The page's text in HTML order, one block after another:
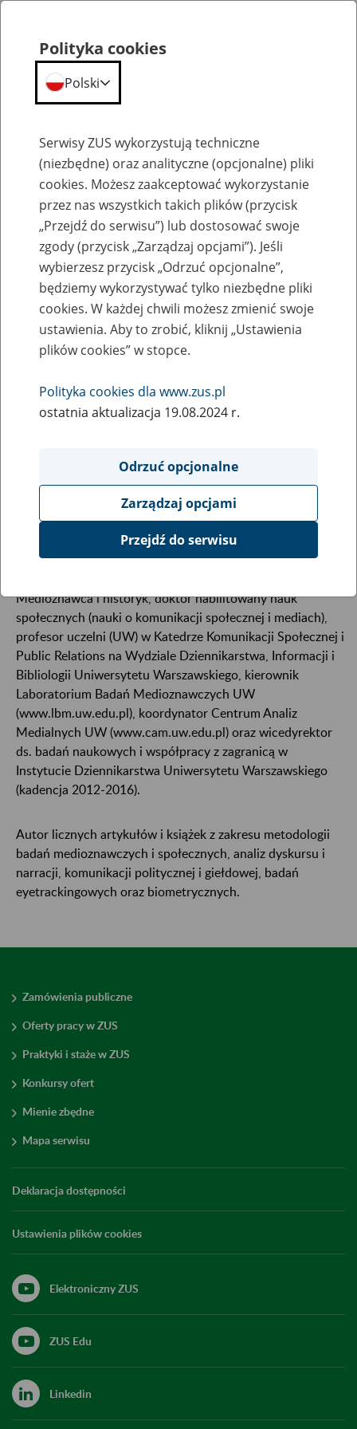
Biogramy
Dr hab. Tomasz Gackowski, prof.
UW
Medioznawca i historyk, doktor habilitowany nauk
społecznych (nauki o komunikacji społecznej i mediach),
profesor uczelni (UW) w Katedrze Komunikacji Społecznej i
Public Relations na Wydziale Dziennikarstwa, Informacji i
Bibliologii Uniwersytetu Warszawskiego, kierownik
Laboratorium Badań Medioznawczych UW
(www.lbm.uw.edu.pl), koordynator Centrum Analiz
Medialnych UW (www.cam.uw.edu.pl) oraz wicedyrektor
ds. badań naukowych i współpracy z zagranicą w
Instytucie Dziennikarstwa Uniwersytetu Warszawskiego
(kadencja 2012-2016).
Autor licznych artykułów i książek z zakresu metodologii
badań medioznawczych i społecznych, analiz dyskursu i
narracji, komunikacji politycznej i giełdowej, badań
eyetrackingowych oraz biometrycznych.
Zamówienia publiczne
Oferty pracy w ZUS
Praktyki i staże w ZUS
Konkursy ofert
Mienie zbędne
Mapa serwisu
Deklaracja dostępności
Ustawienia plików cookies
Elektroniczny ZUS
ZUS Edu
Linkedin
Polityka cookies
Polski
Serwisy ZUS wykorzystują techniczne
(niezbędne) oraz analityczne (opcjonalne) pliki
cookies. Możesz zaakceptować wykorzystanie
przez nas wszystkich takich plików (przycisk
„Przejdź do serwisu”) lub dostosować swoje
zgody (przycisk „Zarządzaj opcjami”). Jeśli
wybierzesz przycisk „Odrzuć opcjonalne”,
będziemy wykorzystywać tylko niezbędne pliki
cookies. W każdej chwili możesz zmienić swoje
ustawienia. Aby to zrobić, kliknij „Ustawienia
plików cookies” w stopce.
Polityka cookies dla www.zus.pl
ostatnia aktualizacja 19.08.2024 r.
Odrzuć opcjonalne
Zarządzaj opcjami
Przejdź do serwisu